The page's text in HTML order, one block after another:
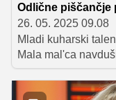
Odlične piščančje
26. 05. 2025 09.08
Mladi kuharski
Mala mal'ca
željo po učenju.
recept za pečene